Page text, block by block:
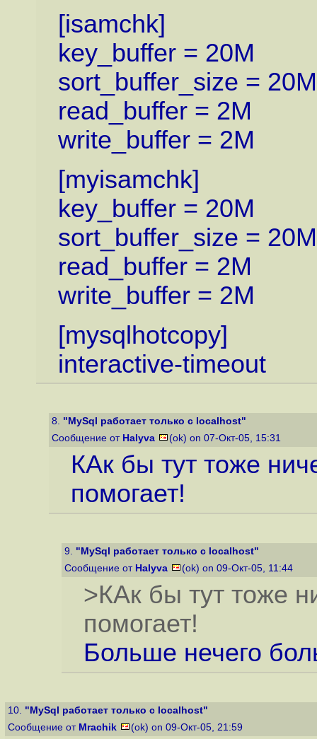
[isamchk]
key_buffer = 20M
sort_buffer_size = 20M
read_buffer = 2M
write_buffer = 2M
[myisamchk]
key_buffer = 20M
sort_buffer_size = 20M
read_buffer = 2M
write_buffer = 2M
[mysqlhotcopy]
interactive-timeout
8. "MySql работает только с localhost"
Сообщение от Halyva (ok) on 07-Окт-05, 15:31
КАк бы тут тоже
помогает!
9. "MySql работает только с localhost"
Сообщение от Halyva (ok) on 09-Окт-05, 11:44
>КАк бы тут тоже
помогает!
Больше нечего
10. "MySql работает только с localhost"
Сообщение от Mrachik (ok) on 09-Окт-05, 21:59